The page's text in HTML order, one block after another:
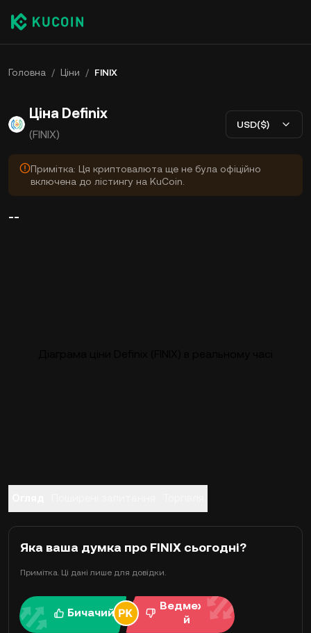
Головна / Ціни / FINIX
Ціна Definix
(FINIX)
USD($)
Примітка: Ця криптовалюта ще не була офіційно
включена до лістингу на KuCoin.
--
Яка ваша думка про FINIX сьогодні?
Примітка. Ці дані лише для довідки.
Бичачий
Ведмежи
й